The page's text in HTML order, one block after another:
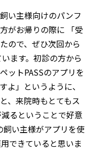
い主様向けのパンフ
がお帰りの際に 「受
ので、ぜひ次回から
ます。初診の方から
ットPASSのアプリを
よ」というように、
、来院時もとてもス
るということで好意
飼い主様がアプリを使
できていると思いま